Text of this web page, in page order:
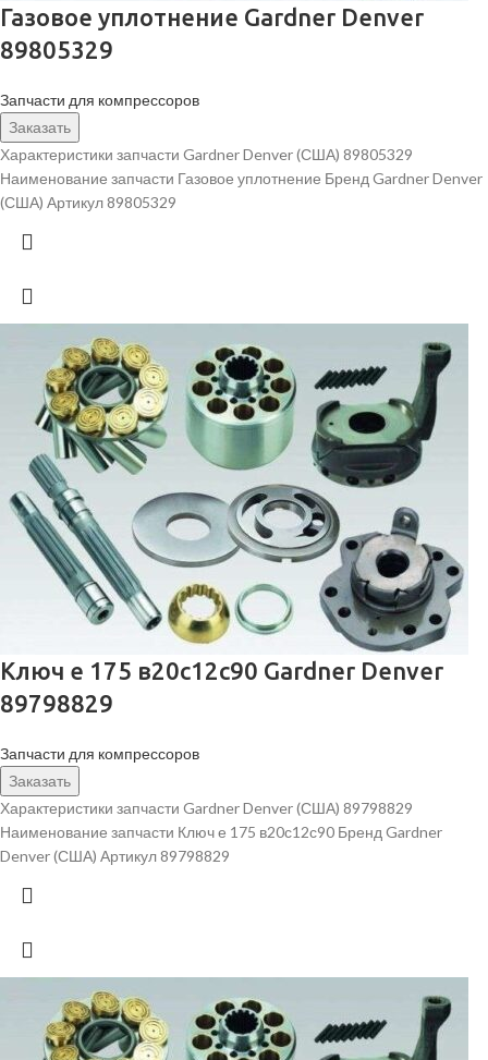
Газовое уплотнение Gardner Denver
89805329
Запчасти для компрессоров
Заказать
Характеристики запчасти Gardner Denver (США) 89805329
Наименование запчасти Газовое уплотнение Бренд Gardner Denver
(США) Артикул 89805329
Ключ е 175 в20с12с90 Gardner Denver
89798829
Запчасти для компрессоров
Заказать
Характеристики запчасти Gardner Denver (США) 89798829
Наименование запчасти Ключ е 175 в20с12с90 Бренд Gardner
Denver (США) Артикул 89798829